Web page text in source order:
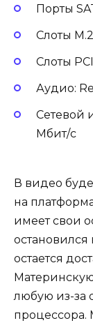
Порты
Слоты
Слоты
Аудио:
Сетевой
Мбит/с
В видео
на
имеет свои
остановился
остается
любую из-за
процессора.